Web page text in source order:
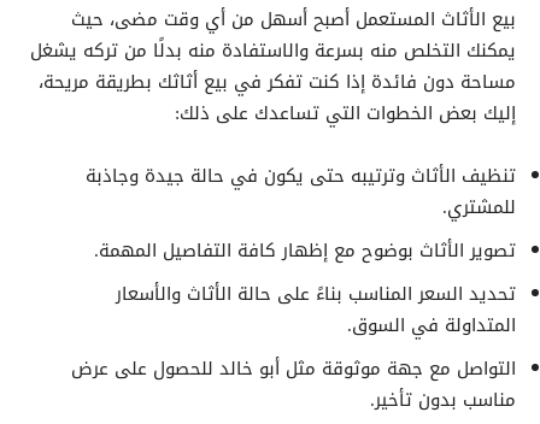
بيع الأثاث المستعمل أصبح أسهل من أي وقت مضى، حيث
يمكنك التخلص منه بسرعة والاستفادة منه بدلًا من تركه يشغل
مساحة دون فائدة إذا كنت تفكر في بيع أثاثك بطريقة مريحة،
إليك بعض الخطوات التي تساعدك على ذلك:
تنظيف الأثاث وترتيبه حتى يكون في حالة جيدة وجاذبة
للمشتري.
تصوير الأثاث بوضوح مع إظهار كافة التفاصيل المهمة.
تحديد السعر المناسب بناءً على حالة الأثاث والأسعار
المتداولة في السوق.
التواصل مع جهة موثوقة مثل أبو خالد للحصول على عرض
مناسب بدون تأخير.